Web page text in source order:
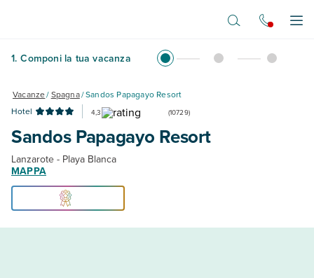
1. Componi la tua vacanza
Vacanze/Spagna/Sandos Papagayo Resort
Hotel
4,3 (10729)
Sandos Papagayo Resort
Lanzarote - Playa Blanca
MAPPA